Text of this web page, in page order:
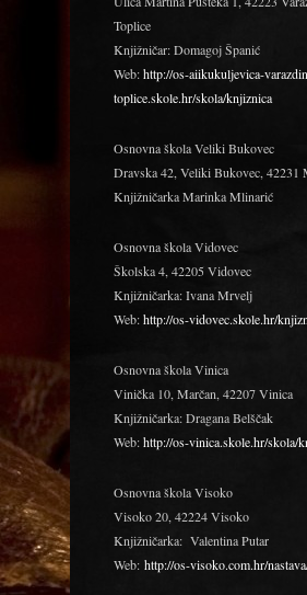
Toplice
Knjižničar: Domagoj Španić
Web:http://os-aiikukuljevica-
toplice.skole.hr/skola/knjiznica
Osnovna škola Veliki Bukovec
Dravska 42, Veliki Bukovec, 42231
Knjižničarka Marinka Mlinarić
Osnovna škola Vidovec
Školska 4, 42205 Vidovec
Knjižničarka: Ivana Mrvelj
Web:http://os-vidovec.skole.hr/
Osnovna škola Vinica
Vinička 10, Marčan, 42207 Vinica
Knjižničarka: Dragana Belščak
Web:http://os-vinica.skole.hr/skola/
Osnovna škola Visoko
Visoko 20, 42224 Visoko
Knjižničarka: Valentina Putar
Web: http://os-visoko.com.hr/